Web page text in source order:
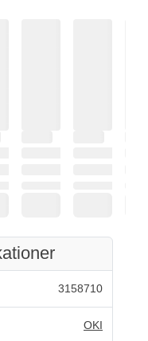
3158710
OKI